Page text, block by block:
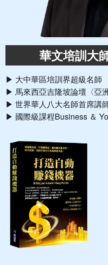
華文培訓大
▶ 大中華區培訓界超級名師
▶ 馬來西亞吉隆坡論壇〈亞
▶ 世界華人八大名師首席講
▶ 國際級課程Business ＆